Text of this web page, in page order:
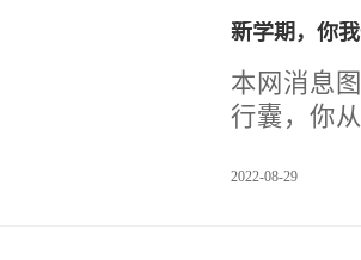
终清晰的
者等奔赴
暖书写着
新学期，你
本网消息图/ 蹇西
行囊，你
的风采。
2022-08-29